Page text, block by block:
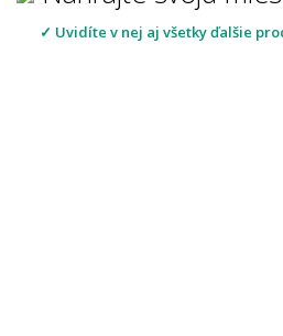
✓ Uvidíte v nej aj všetky ďalšie